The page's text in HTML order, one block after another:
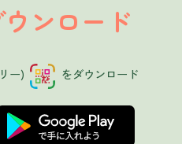
ンロード
ー) をダウンロード